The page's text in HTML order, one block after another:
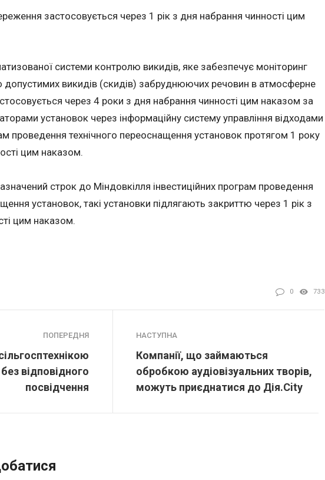
застосовується через 1 рік з дня набрання чинності цим
системи контролю викидів, яке забезпечує моніторинг
допустимих викидів (скидів) забруднюючих речовин в атмосферне
через 4 роки з дня набрання чинності цим наказом за
установок через інформаційну систему управління відходами
проведення технічного переоснащення установок протягом 1 року
цим наказом.
строк до Міндовкілля інвестиційних програм проведення
установок, такі установки підлягають закриттю через 1 рік з
цим наказом.
0 733
ПОПЕРЕДНЯ
відповідного
посвідчення
НАСТУПНА
Компанії, що займаються
обробкою аудіовізуальних творів,
можуть приєднатися до Дія.City